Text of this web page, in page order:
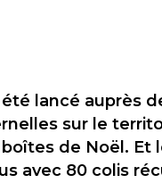
lancé auprès
sur le
de Noël. Et
avec 80 colis